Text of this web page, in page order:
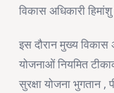
विकास अधिकारी
इस दौरान मुख्य विकास
योजनाओं नियमित
सुरक्षा योजना भुगतान ,